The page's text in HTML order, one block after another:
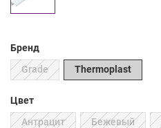
Бренд
Grade
Thermoplast
Цвет
Антрацит
Бежевый